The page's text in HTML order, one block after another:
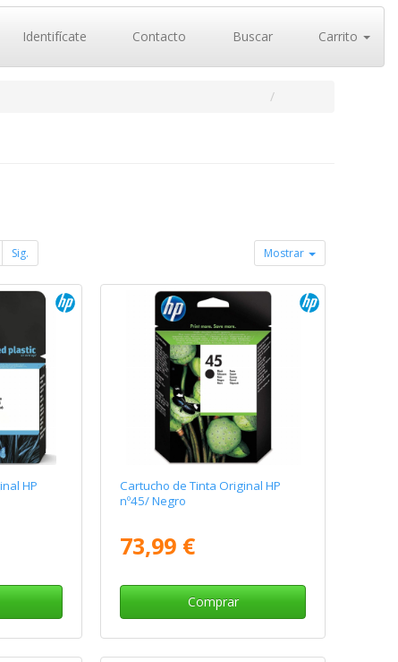
Identifícate Contacto Buscar Carrito
Sig. Mostrar
HP
Cartucho de Tinta Original HP
nº45/ Negro
73,99 €
Comprar